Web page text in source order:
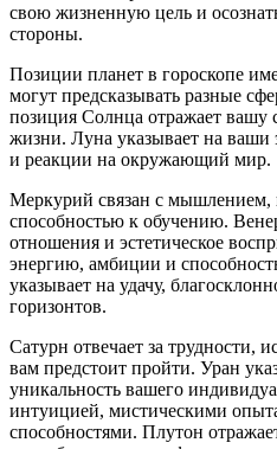
свою жизненную цель и
стороны.
Позиции планет в гороскопе
могут предсказывать разные
позиция Солнца отражает вашу
жизни. Луна указывает на ваши
и реакции на окружающий мир.
Меркурий связан с мышлением,
способностью к обучению.
отношения и эстетическое
энергию, амбиции и
указывает на удачу,
горизонтов.
Сатурн отвечает за трудности,
вам предстоит пройти. Уран
уникальность вашего
интуицией, мистическими
способностями. Плутон